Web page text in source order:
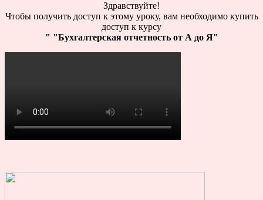
Здравствуйте!
Чтобы получить доступ к этому уроку, вам необходимо купить
доступ к курсу
" "Бухгалтерская отчетность от А до Я"